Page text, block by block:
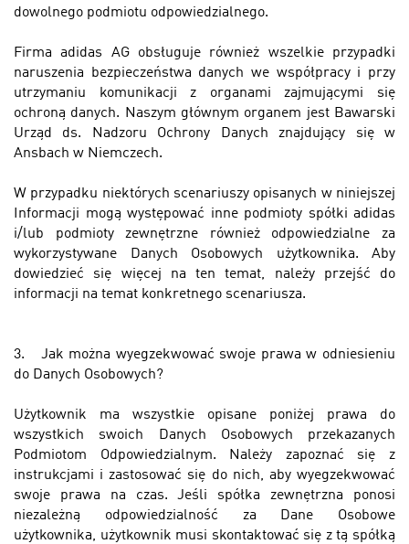
dowolnego podmiotu odpowiedzialnego.
Firma adidas AG obsługuje również wszelkie przypadki
naruszenia bezpieczeństwa danych we współpracy i przy
utrzymaniu komunikacji z organami zajmującymi się
ochroną danych. Naszym głównym organem jest Bawarski
Urząd ds. Nadzoru Ochrony Danych znajdujący się w
Ansbach w Niemczech.
W przypadku niektórych scenariuszy opisanych w niniejszej
Informacji mogą występować inne podmioty spółki adidas
i/lub podmioty zewnętrzne również odpowiedzialne za
wykorzystywane Danych Osobowych użytkownika. Aby
dowiedzieć się więcej na ten temat, należy przejść do
informacji na temat konkretnego scenariusza.
3.
Jak można wyegzekwować swoje prawa w odniesieniu
do Danych Osobowych?
Użytkownik ma wszystkie opisane poniżej prawa do
wszystkich swoich Danych Osobowych przekazanych
Podmiotom Odpowiedzialnym. Należy zapoznać się z
instrukcjami i zastosować się do nich, aby wyegzekwować
swoje prawa na czas. Jeśli spółka zewnętrzna ponosi
niezależną odpowiedzialność za Dane Osobowe
użytkownika, użytkownik musi skontaktować się z tą spółką